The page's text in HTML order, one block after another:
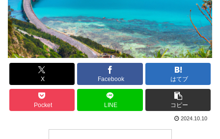
X Facebook はてブ
Pocket LINE コピー
2024.10.10